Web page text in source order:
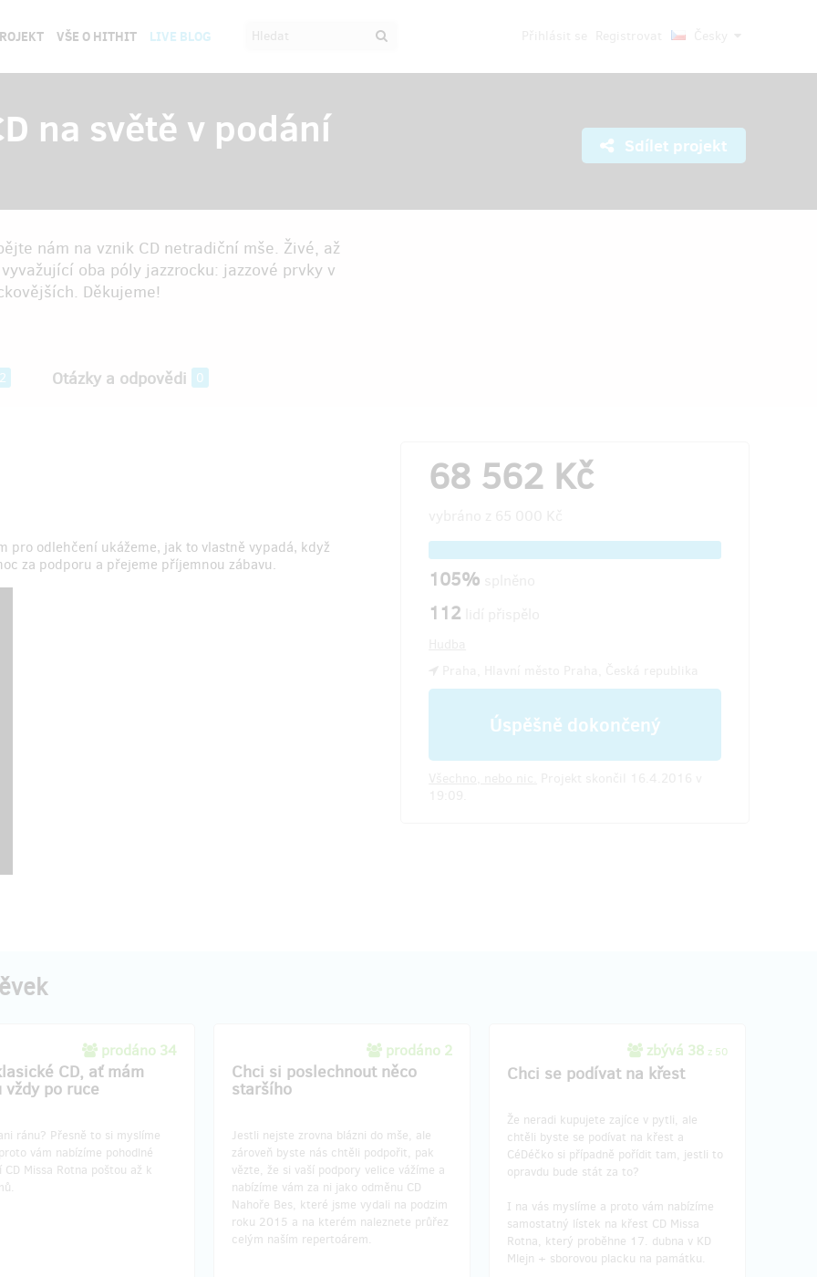
VŠE O HITHIT LIVE BLOG
na světě v podání Sdílet projekt
nám na vznik CD netradiční mše. Živé, až
oba póly jazzrocku: jazzové prvky v
Děkujeme!
Otázky a odpovědi 0
pro odlehčení ukážeme, jak to vlastně vypadá, když
za podporu a přejeme příjemnou zábavu.
68 562 Kč
105%
112
Úspěšně dokončený
prodáno 34
CD, ať mám
vždy po ruce
ránu? Přesně to si myslíme
vám nabízíme pohodlné
CD Missa Rotna poštou až k
prodáno 2
Chci si poslechnout něco
staršího
Jestli nejste zrovna blázni do mše, ale
zároveň byste nás chtěli podpořit, pak
vězte, že si vaší podpory velice vážíme a
nabízíme vám za ni jako odměnu CD
Nahoře Bes, které jsme vydali na podzim
roku 2015 a na kterém naleznete průřez
celým naším repertoárem.
zbývá 38 z 50
Chci se podívat na křest
Že neradi kupujete zajíce v pytli, ale
chtěli byste se podívat na křest a
CéDéčko si případně pořídit tam, jestli to
opravdu bude stát za to?
I na vás myslíme a proto vám nabízíme
samostatný lístek na křest CD Missa
Rotna, který proběhne 17. dubna v KD
Mlejn + sborovou placku na památku.